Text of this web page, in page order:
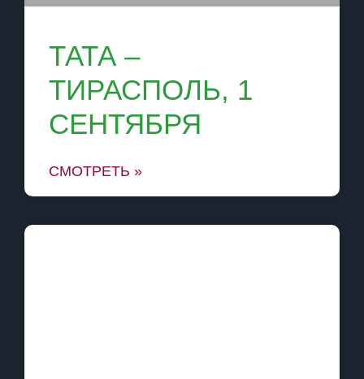
ТАТА –
ТИРАСПОЛЬ, 1
СЕНТЯБРЯ
СМОТРЕТЬ »